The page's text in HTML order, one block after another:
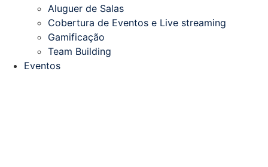
Aluguer de Salas
Cobertura de Eventos e Live streaming
Gamificação
Team Building
Eventos